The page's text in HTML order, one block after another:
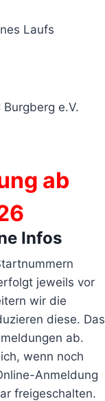
e.V.
ab
Infos
jeweils vor
wir die
diese. Das
ab.
wenn noch
Anmeldung
freigeschalten.